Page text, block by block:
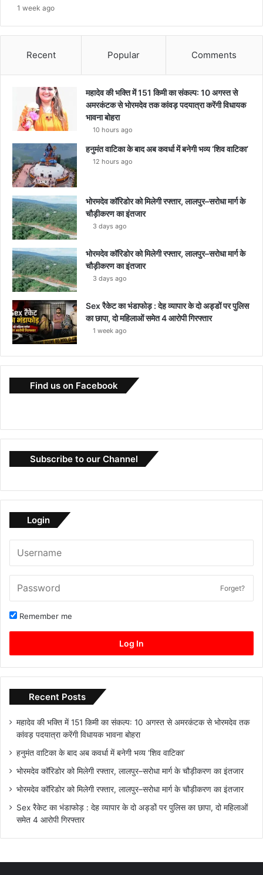
1 week ago
Recent Popular Comments
महादेव की भक्ति में 151 किमी का संकल्प: 10 अगस्त से
अमरकंटक से भोरमदेव तक कांवड़ पदयात्रा करेंगी विधायक
भावना बोहरा
10 hours ago
हनुमंत वाटिका के बाद अब कवर्धा में बनेगी भव्य ‘शिव वाटिका’
12 hours ago
भोरमदेव कॉरिडोर को मिलेगी रफ्तार, लालपुर–सरोधा मार्ग के
चौड़ीकरण का इंतजार
3 days ago
भोरमदेव कॉरिडोर को मिलेगी रफ्तार, लालपुर–सरोधा मार्ग के
चौड़ीकरण का इंतजार
3 days ago
Sex रैकेट का भंडाफोड़ : देह व्यापार के दो अड्डों पर पुलिस
का छापा, दो महिलाओं समेत 4 आरोपी गिरफ्तार
1 week ago
Find us on Facebook
Subscribe to our Channel
Login
Forget?
Remember me
Log In
Recent Posts
महादेव की भक्ति में 151 किमी का संकल्प: 10 अगस्त से अमरकंटक से भोरमदेव तक
कांवड़ पदयात्रा करेंगी विधायक भावना बोहरा
हनुमंत वाटिका के बाद अब कवर्धा में बनेगी भव्य ‘शिव वाटिका’
भोरमदेव कॉरिडोर को मिलेगी रफ्तार, लालपुर–सरोधा मार्ग के चौड़ीकरण का इंतजार
भोरमदेव कॉरिडोर को मिलेगी रफ्तार, लालपुर–सरोधा मार्ग के चौड़ीकरण का इंतजार
Sex रैकेट का भंडाफोड़ : देह व्यापार के दो अड्डों पर पुलिस का छापा, दो महिलाओं
समेत 4 आरोपी गिरफ्तार